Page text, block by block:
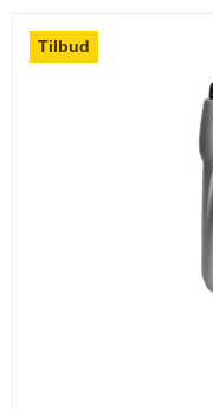
Tilbud